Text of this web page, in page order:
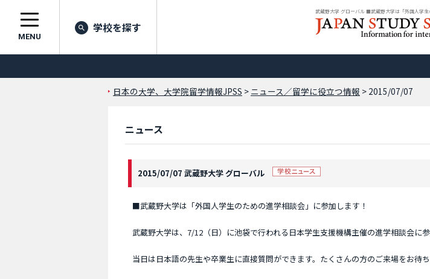
MENU
学校を探す
日本の大学、大学院留学情報JPSS > ニュース／留学に役立つ情報 > 2015/07/07
ニュース
2015/07/07 武蔵野大学 グローバル
■武蔵野大学は「外国人学生のための進学相談会」に参加します！
武蔵野大学は、7/12（日）に池袋で行われる日本学生支援機構主催の進学相談会に参
当日は日本語の先生や卒業生に直接質問ができます。たくさんの方のご来場をお待